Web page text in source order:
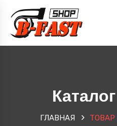
ГЛАВНАЯ